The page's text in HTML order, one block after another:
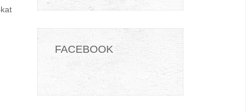
FACEBOOK